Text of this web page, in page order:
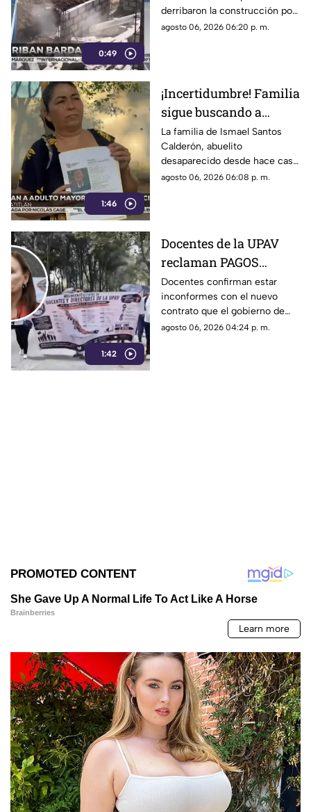
0:49
construcción en
Veracruz [VIDEO]
derribaron la construcción por
realizar los trabajos sin
agosto 06, 2026 06:20 p. m.
1:46
¡Incertidumbre! Familia
sigue buscando a
abuelito a casi un mes
de desaparecido en
Veracruz
La familia de Ismael Santos
Calderón, abuelito
desaparecido desde hace casi
un mes en Minatitlán,
agosto 06, 2026 06:08 p. m.
1:42
Docentes de la UPAV
reclaman PAGOS
PENDIENTES a Rocío
Nahle
Docentes confirman estar
inconformes con el nuevo
contrato que el gobierno de
Rocío Nahle les está
agosto 06, 2026 04:24 p. m.